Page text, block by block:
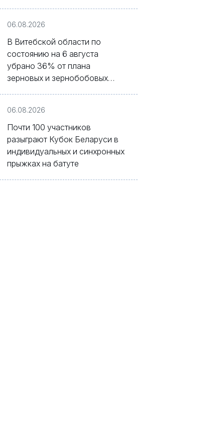
06.08.2026
В Витебской области по
состоянию на 6 августа
убрано 36% от плана
зерновых и зернобобовых
06.08.2026
Почти 100 участников
разыграют Кубок Беларуси в
индивидуальных и синхронных
прыжках на батуте